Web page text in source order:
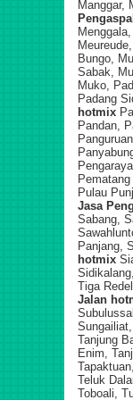
Manggar,
Bungo,
Sabak,
Muko,
Padang
hotmix
Pandan,
Pulau
Jasa
Sabang,
Panjang,
hotmix
Tiga
Jalan
Tanjung
Enim,
Teluk
Toboali,